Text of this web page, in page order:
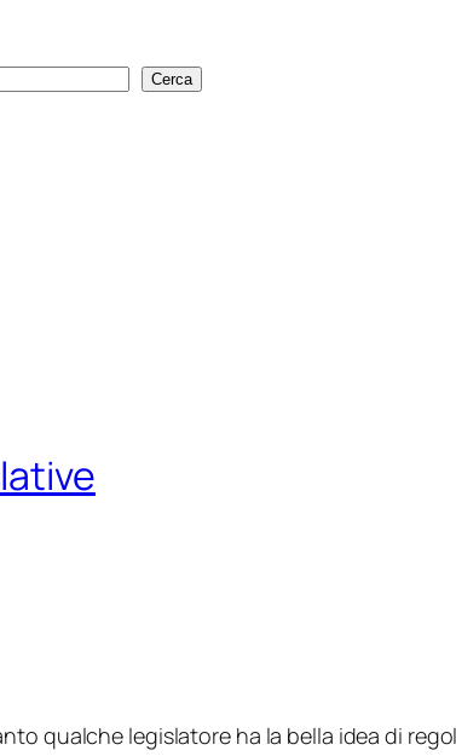
Cerca
qualche legislatore ha la bella idea di